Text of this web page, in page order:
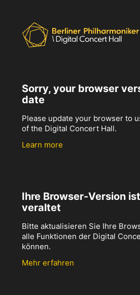
Sorry, your browser
date
Please update your browser to
of the Digital Concert Hall.
Learn more
Ihre Browser-Version
veraltet
Bitte aktualisieren Sie Ihre
alle Funktionen der Digital
können.
Mehr erfahren